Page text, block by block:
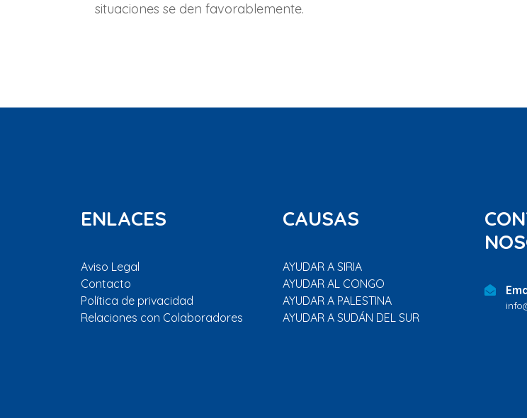
situaciones se den favorablemente.
ENLACES
Aviso Legal
Contacto
Política de privacidad
Relaciones con Colaboradores
CAUSAS
AYUDAR A SIRIA
AYUDAR AL CONGO
AYUDAR A PALESTINA
AYUDAR A SUDÁN DEL SUR